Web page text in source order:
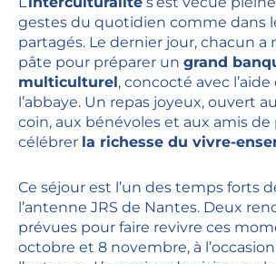
gestes du quotidien comme dans
partagés. Le dernier jour, chacun a
pâte pour préparer un grand
multiculturel, concocté avec
l’abbaye. Un repas joyeux, ouvert
coin, aux bénévoles et aux amis de
célébrer la richesse du vivre-
Ce séjour est l’un des temps forts
l’antenne JRS de Nantes. Deux
prévues pour faire revivre ces
octobre et 8 novembre, à